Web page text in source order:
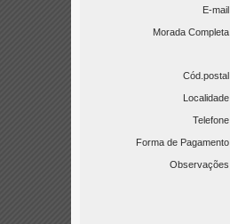
E-mail
Morada Completa
Cód.postal
Localidade
Telefone
Forma de Pagamento
Observações